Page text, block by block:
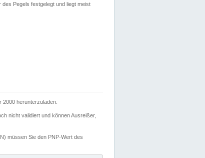
Pegels festgelegt und liegt meist
herunterzuladen.
nicht validiert und können Ausreißer,
müssen Sie den PNP-Wert des